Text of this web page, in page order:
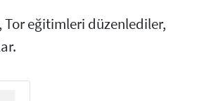
Tor eğitimleri düzenlediler,